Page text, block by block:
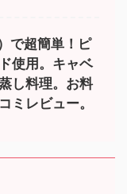
で超簡単！ピ
使用。キャベ
し料理。お料
ミレビュー。